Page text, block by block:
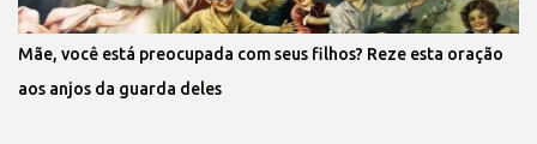
Mãe, você está preocupada com seus filhos? Reze esta oração
aos anjos da guarda deles